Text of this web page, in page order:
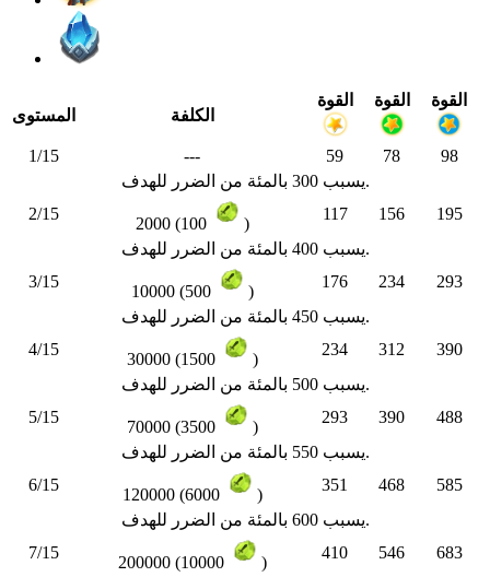
المستوى الكلفة
القوة القوة القوة
1/15 --- 59 78
98
يسبب 300 بالمئة من الضرر للهدف.
2/15
2000 (100 )
117 156
195
يسبب 400 بالمئة من الضرر للهدف.
3/15
10000 (500 )
176 234
293
يسبب 450 بالمئة من الضرر للهدف.
4/15
30000 (1500 )
234 312
390
يسبب 500 بالمئة من الضرر للهدف.
5/15
70000 (3500 )
293 390
488
يسبب 550 بالمئة من الضرر للهدف.
6/15
120000 (6000 )
351 468
585
يسبب 600 بالمئة من الضرر للهدف.
7/15
200000 (10000 )
410 546
683